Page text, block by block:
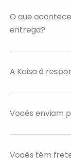
O que
entrega?
A Kaisa é
Vocês enviam
Vocês têm